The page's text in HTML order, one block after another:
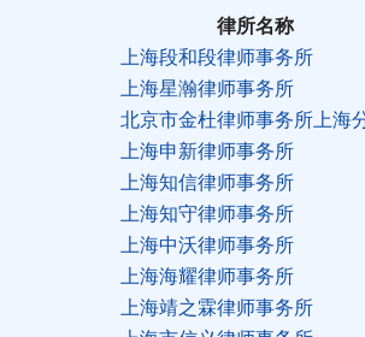
律所名称
上海段和段律师事务所
上海星瀚律师事务所
北京市金杜律师事务所上海
上海申新律师事务所
上海知信律师事务所
上海知守律师事务所
上海中沃律师事务所
上海海耀律师事务所
上海靖之霖律师事务所